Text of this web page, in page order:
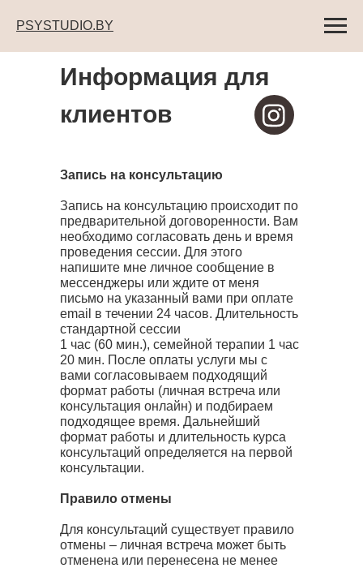
PSYSTUDIO.BY
Запись на консультацию
Запись на консультацию происходит по
предварительной договоренности. Вам
необходимо согласовать день и время
проведения сессии. Для этого
напишите мне личное сообщение в
мессенджеры или ждите от меня
письмо на указанный вами при оплате
email в течении 24 часов. Длительность
стандартной сессии
1 час (60 мин.), семейной терапии 1 час
20 мин. После оплаты услуги мы с
вами согласовываем подходящий
формат работы (личная встреча или
консультация онлайн) и подбираем
подходящее время. Дальнейший
формат работы и длительность курса
консультаций определяется на первой
консультации.
Правило отмены
Для консультаций существует правило
отмены – личная встреча может быть
отменена или перенесена не менее
Информация для
клиентов